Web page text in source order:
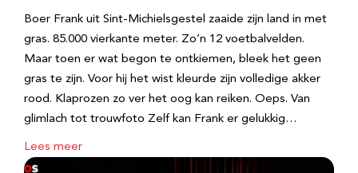
Boer Frank uit Sint-Michielsgestel zaaide zijn land in met
gras. 85.000 vierkante meter. Zo’n 12 voetbalvelden.
Maar toen er wat begon te ontkiemen, bleek het geen
gras te zijn. Voor hij het wist kleurde zijn volledige akker
rood. Klaprozen zo ver het oog kan reiken. Oeps. Van
glimlach tot trouwfoto Zelf kan Frank er gelukkig…
Lees meer